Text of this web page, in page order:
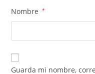
Nombre *
Guarda mi nombre,